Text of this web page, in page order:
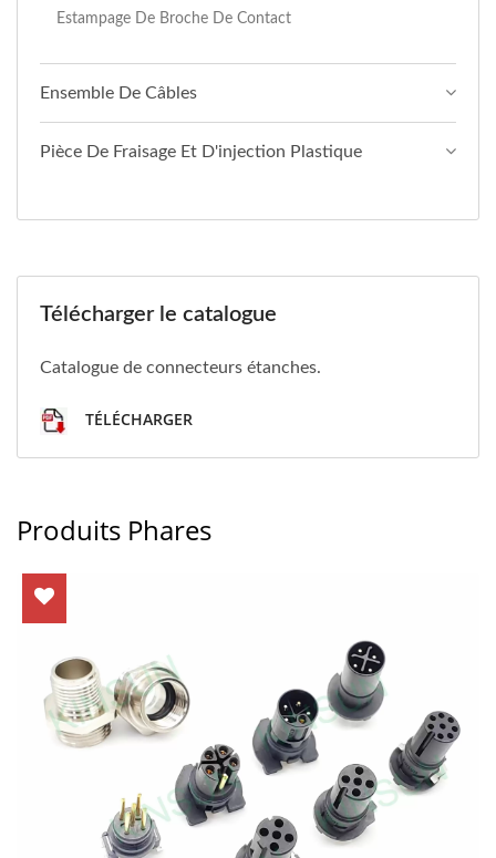
Estampage De Broche De Contact
Ensemble De Câbles
Pièce De Fraisage Et D'injection Plastique
Télécharger le catalogue
Catalogue de connecteurs étanches.
TÉLÉCHARGER
Produits Phares